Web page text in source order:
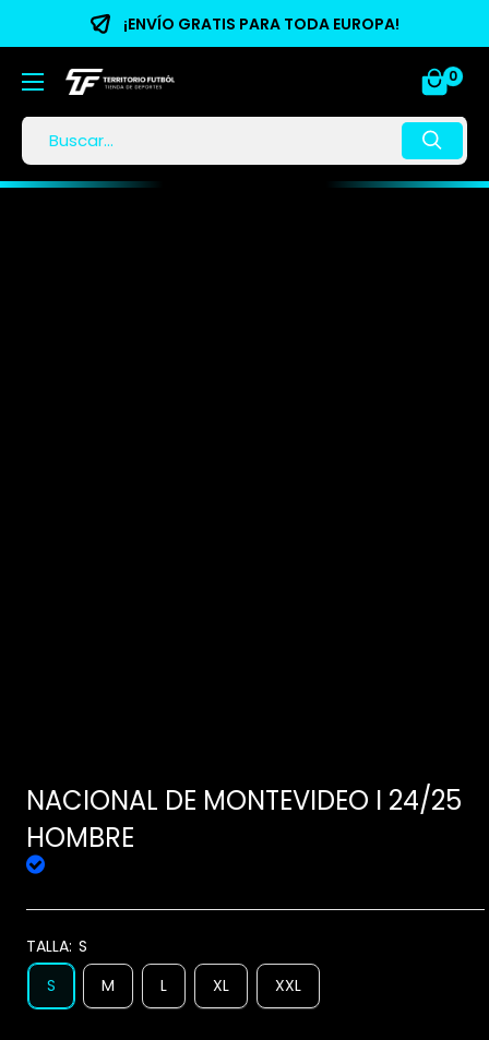
¡ENVÍO GRATIS PARA TODA EUROPA!
0
NACIONAL DE MONTEVIDEO I 24/25
HOMBRE
TALLA: S
S
M L XL XXL